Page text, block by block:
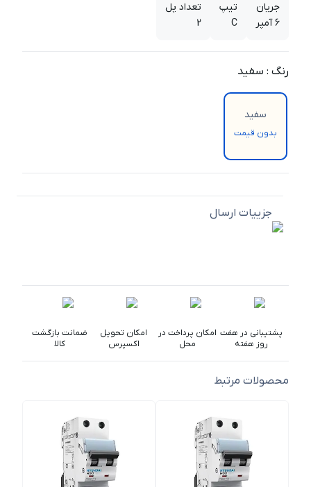
جریان
6 آمپر
تیپ
C
تعداد پل
2
رنگ : سفید
سفید
بدون قیمت
جزییات ارسال
پشتیبانی در هفت
روز هفته
امکان پرداخت در
محل
امکان تحویل
اکسپرس
ضمانت بازگشت
کالا
محصولات مرتبط